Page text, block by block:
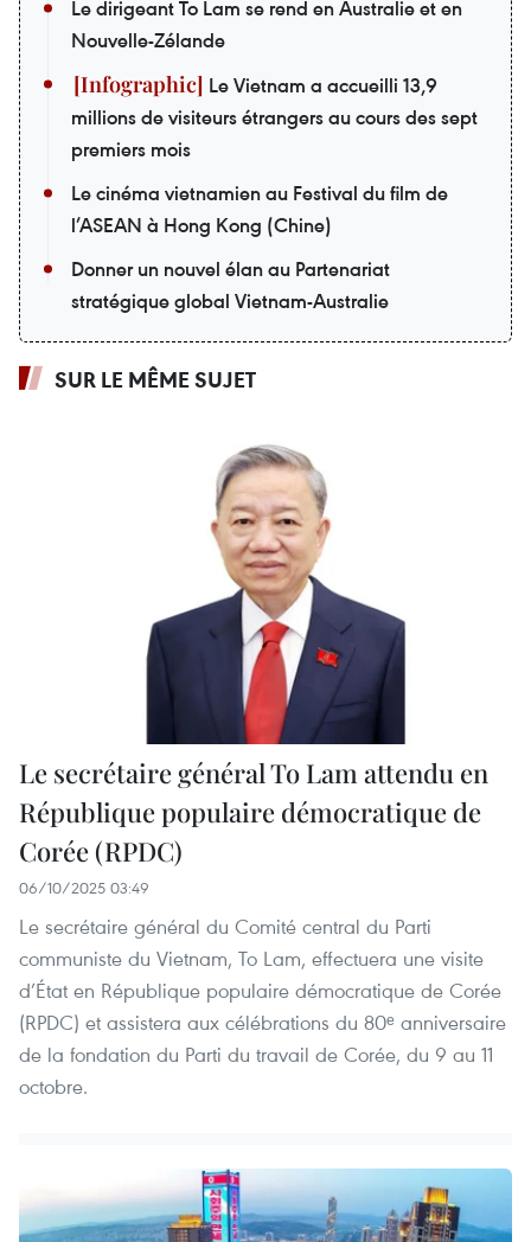
Le dirigeant To Lam se rend en Australie et en
Nouvelle-Zélande
Le Vietnam a accueilli 13,9
millions de visiteurs étrangers au cours des sept
premiers mois
Le cinéma vietnamien au Festival du film de
l’ASEAN à Hong Kong (Chine)
Donner un nouvel élan au Partenariat
stratégique global Vietnam-Australie
SUR LE MÊME SUJET
Le secrétaire général To Lam attendu en
République populaire démocratique de
Corée (RPDC)
06/10/2025 03:49
Le secrétaire général du Comité central du Parti
communiste du Vietnam, To Lam, effectuera une visite
d’État en République populaire démocratique de Corée
(RPDC) et assistera aux célébrations du 80ᵉ anniversaire
de la fondation du Parti du travail de Corée, du 9 au 11
octobre.